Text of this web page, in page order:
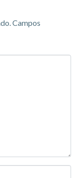
Campos